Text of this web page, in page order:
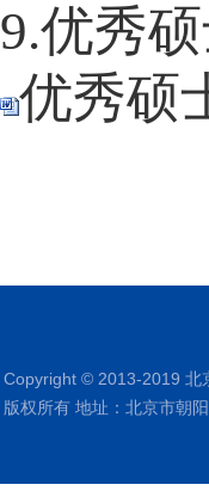
9.优秀
优秀硕
Copyright © 2013-2019 北
版权所有 地址：北京市朝